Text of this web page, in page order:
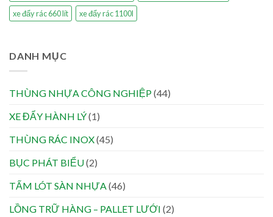
xe đẩy rác 660 lít
xe đẩy rác 1100l
DANH MỤC
THÙNG NHỰA CÔNG NGHIỆP(44)
XE ĐẨY HÀNH LÝ(1)
THÙNG RÁC INOX(45)
BỤC PHÁT BIỂU(2)
TẤM LÓT SÀN NHỰA (46)
LỒNG TRỮ HÀNG – PALLET LƯỚI (2)